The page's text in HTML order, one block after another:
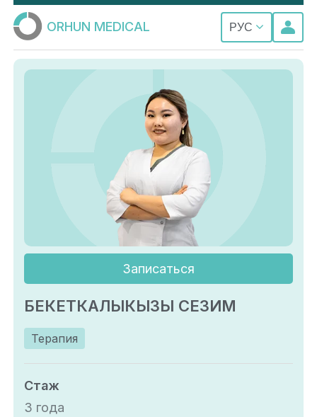
ORHUN MEDICAL РУС
Записаться
БЕКЕТКАЛЫКЫЗЫ СЕЗИМ
Терапия
Стаж
3 года